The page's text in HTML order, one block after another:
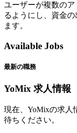
ユーザーが複数の
るようにし、資金
ます。
Available Jobs
最新の職務
YoMix 求人情報
現在、YoMixの求人
待ちください。